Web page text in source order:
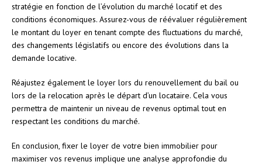
stratégie en fonction de l’évolution du marché locatif et des
conditions économiques. Assurez-vous de réévaluer régulièrement
le montant du loyer en tenant compte des fluctuations du marché,
des changements législatifs ou encore des évolutions dans la
demande locative.
Réajustez également le loyer lors du renouvellement du bail ou
lors de la relocation après le départ d’un locataire. Cela vous
permettra de maintenir un niveau de revenus optimal tout en
respectant les conditions du marché.
En conclusion, fixer le loyer de votre bien immobilier pour
maximiser vos revenus implique une analyse approfondie du